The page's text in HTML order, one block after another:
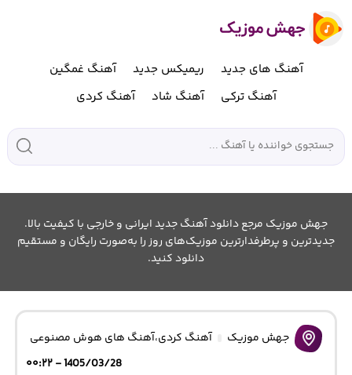
آهنگ های جدید ریمیکس جدید
آهنگ غمگین
آهنگ ترکی
آهنگ شاد آهنگ کردی
جهش موزیک مرجع دانلود آهنگ جدید ایرانی و خارجی با کیفیت بالا.
جدیدترین و پرطرفدارترین موزیک‌های روز را به‌صورت رایگان و مستقیم
دانلود کنید.
جهش موزیک آهنگ کردی،آهنگ های هوش مصنوعی
1405/03/28 - ۰۰:۲۲